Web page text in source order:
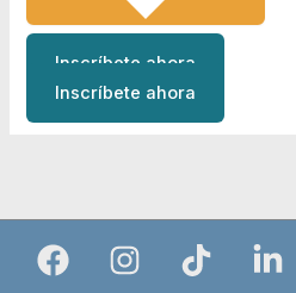
Inscríbete ahora
Inscríbete ahora